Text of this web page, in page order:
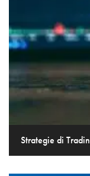
Strategie di